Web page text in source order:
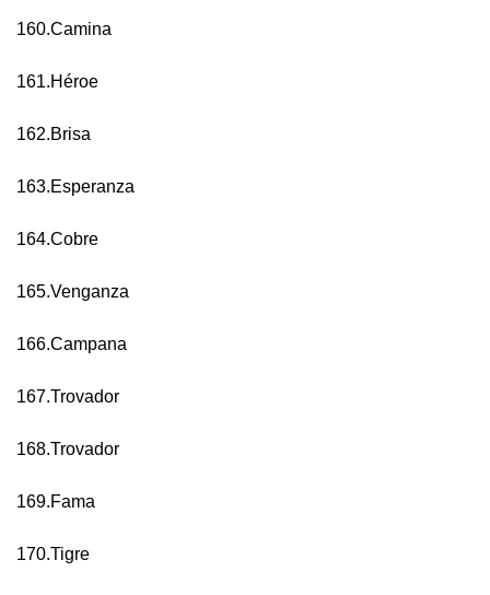
160.Camina
161.Héroe
162.Brisa
163.Esperanza
164.Cobre
165.Venganza
166.Campana
167.Trovador
168.Trovador
169.Fama
170.Tigre